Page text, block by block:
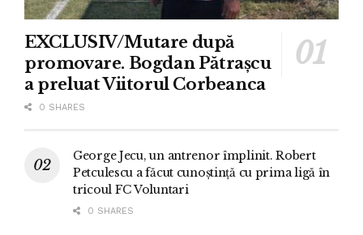
EXCLUSIV/Mutare după
promovare. Bogdan Pătrașcu
a preluat Viitorul Corbeanca
0 SHARES
George Jecu, un antrenor împlinit. Robert
Petculescu a făcut cunoștință cu prima ligă în
tricoul FC Voluntari
0 SHARES